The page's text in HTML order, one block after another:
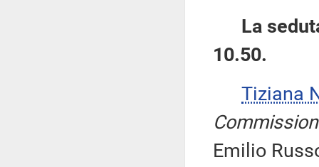
La
10.50.
Tiziana
Emilio